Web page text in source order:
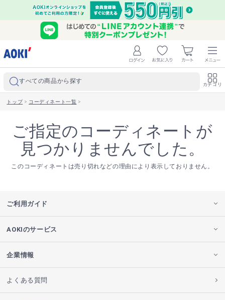
すべての商品から探す カテゴリ
トップ> コーディネート一覧 >
ご指定のコーディネートが
見つかりませんでした。
このコーディネートは売り切れなどの理由により表示しておりません。
ご利用ガイド
AOKIのサービス
企業情報
よくある質問